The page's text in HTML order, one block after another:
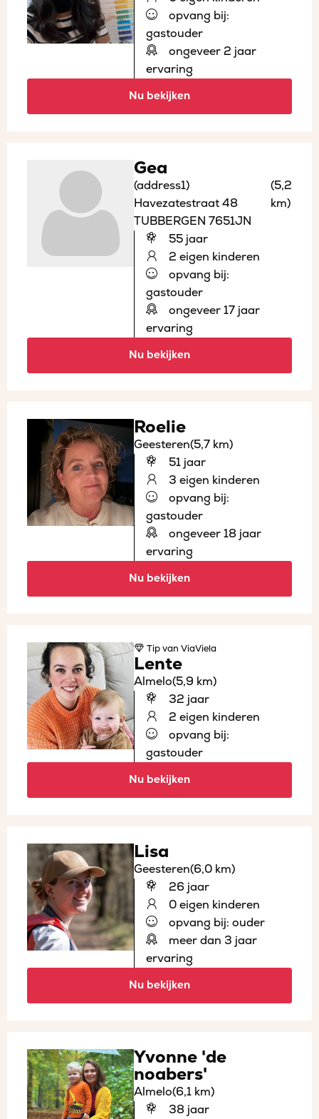
opvang bij:
gastouder
ongeveer 2 jaar
ervaring
Nu bekijken
Gea
(address1)
Havezatestraat 48
TUBBERGEN 7651JN
(5,2
km)
55 jaar
2 eigen kinderen
opvang bij:
gastouder
ongeveer 17 jaar
ervaring
Nu bekijken
Roelie
Geesteren(5,7 km)
51 jaar
3 eigen kinderen
opvang bij:
gastouder
ongeveer 18 jaar
ervaring
Nu bekijken
Tipvan ViaViela
Lente
Almelo(5,9 km)
32 jaar
2 eigen kinderen
opvang bij:
gastouder
Nu bekijken
Lisa
Geesteren(6,0 km)
26 jaar
0 eigen kinderen
opvang bij: ouder
meer dan 3 jaar
ervaring
Nu bekijken
Yvonne 'de
noabers'
Almelo(6,1 km)
38 jaar